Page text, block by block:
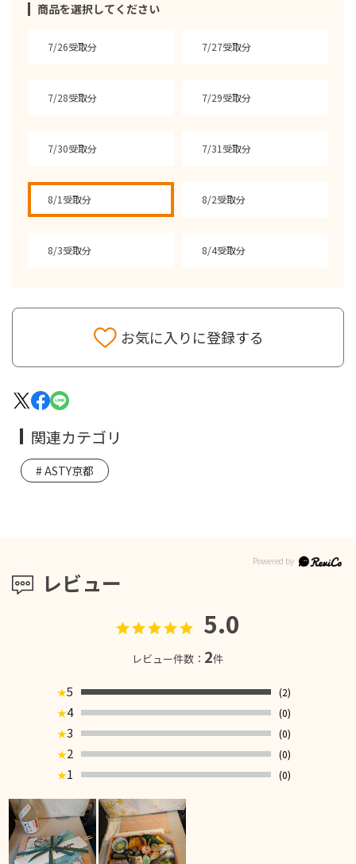
商品を選択してください
7/26受取分 7/27受取分
7/28受取分 7/29受取分
7/30受取分 7/31受取分
8/1受取分 8/2受取分
8/3受取分 8/4受取分
お気に入りに登録する
レビュー
5.0
レビュー件数： 2件
★5
(2)
★4
(0)
★3
(0)
★2
(0)
★1 (0)
関連カテゴリ
ASTY京都